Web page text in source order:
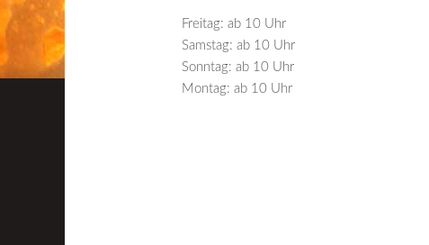
Freitag: ab 10 Uhr
Samstag: ab 10 Uhr
Sonntag: ab 10 Uhr
Montag: ab 10 Uhr